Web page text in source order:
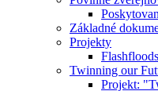
Základné
Projekty
Flashfloods
Twinning our
Projekt: